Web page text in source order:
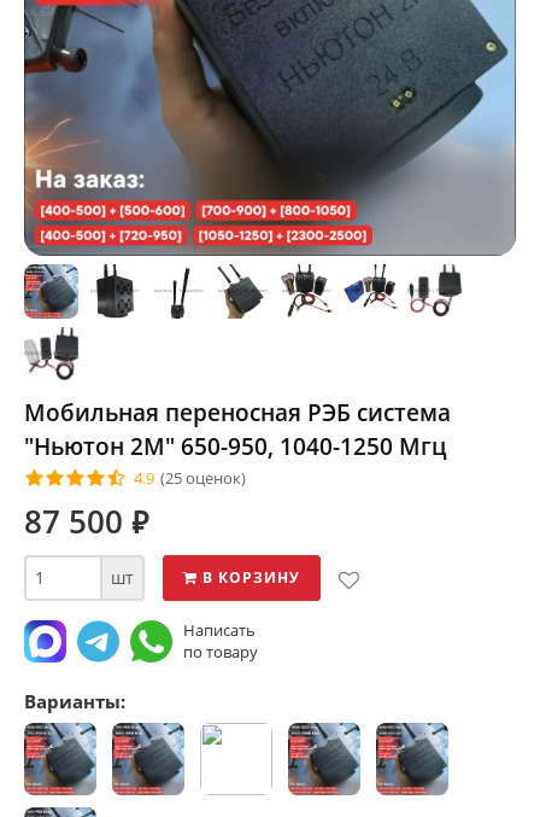
Мобильная переносная РЭБ система
"Ньютон 2М" 650-950, 1040-1250 Мгц
4.9 (25 оценок)
87 500 ⃏
шт В КОРЗИНУ
Написать
по товару
Варианты: